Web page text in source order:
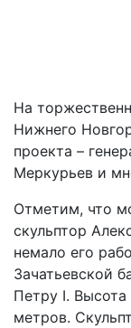
На
Нижнего
проекта –
Меркурьев и
Отметим, что
скульптор
немало его
Зачатьевской
Петру I. Высота
метров.